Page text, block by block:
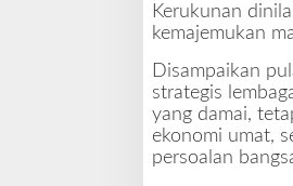
u
Kerukunan
kemajemukan
Disampaikan
strategis
yang damai,
ekonomi umat,
persoalan